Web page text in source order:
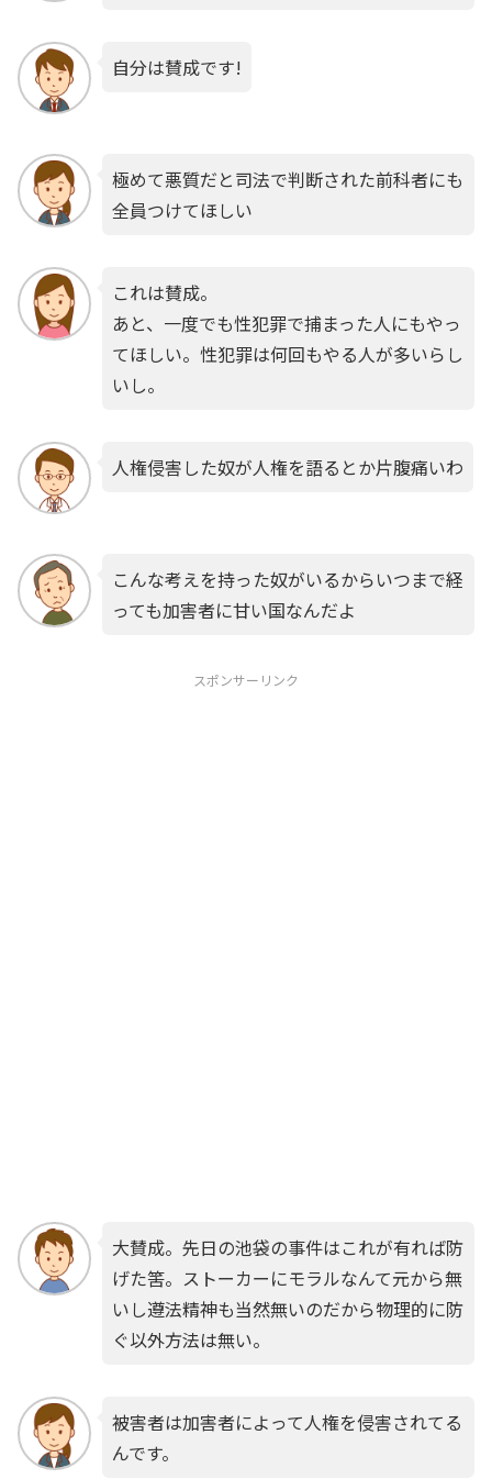
自分は賛成です!
極めて悪質だと司法で判断された前科者にも
全員つけてほしい
これは賛成。
あと、一度でも性犯罪で捕まった人にもやっ
てほしい。性犯罪は何回もやる人が多いらし
いし。
人権侵害した奴が人権を語るとか片腹痛いわ
こんな考えを持った奴がいるからいつまで経
っても加害者に甘い国なんだよ
スポンサーリンク
大賛成。先日の池袋の事件はこれが有れば防
げた筈。ストーカーにモラルなんて元から無
いし遵法精神も当然無いのだから物理的に防
ぐ以外方法は無い。
被害者は加害者によって人権を侵害されてる
んです。